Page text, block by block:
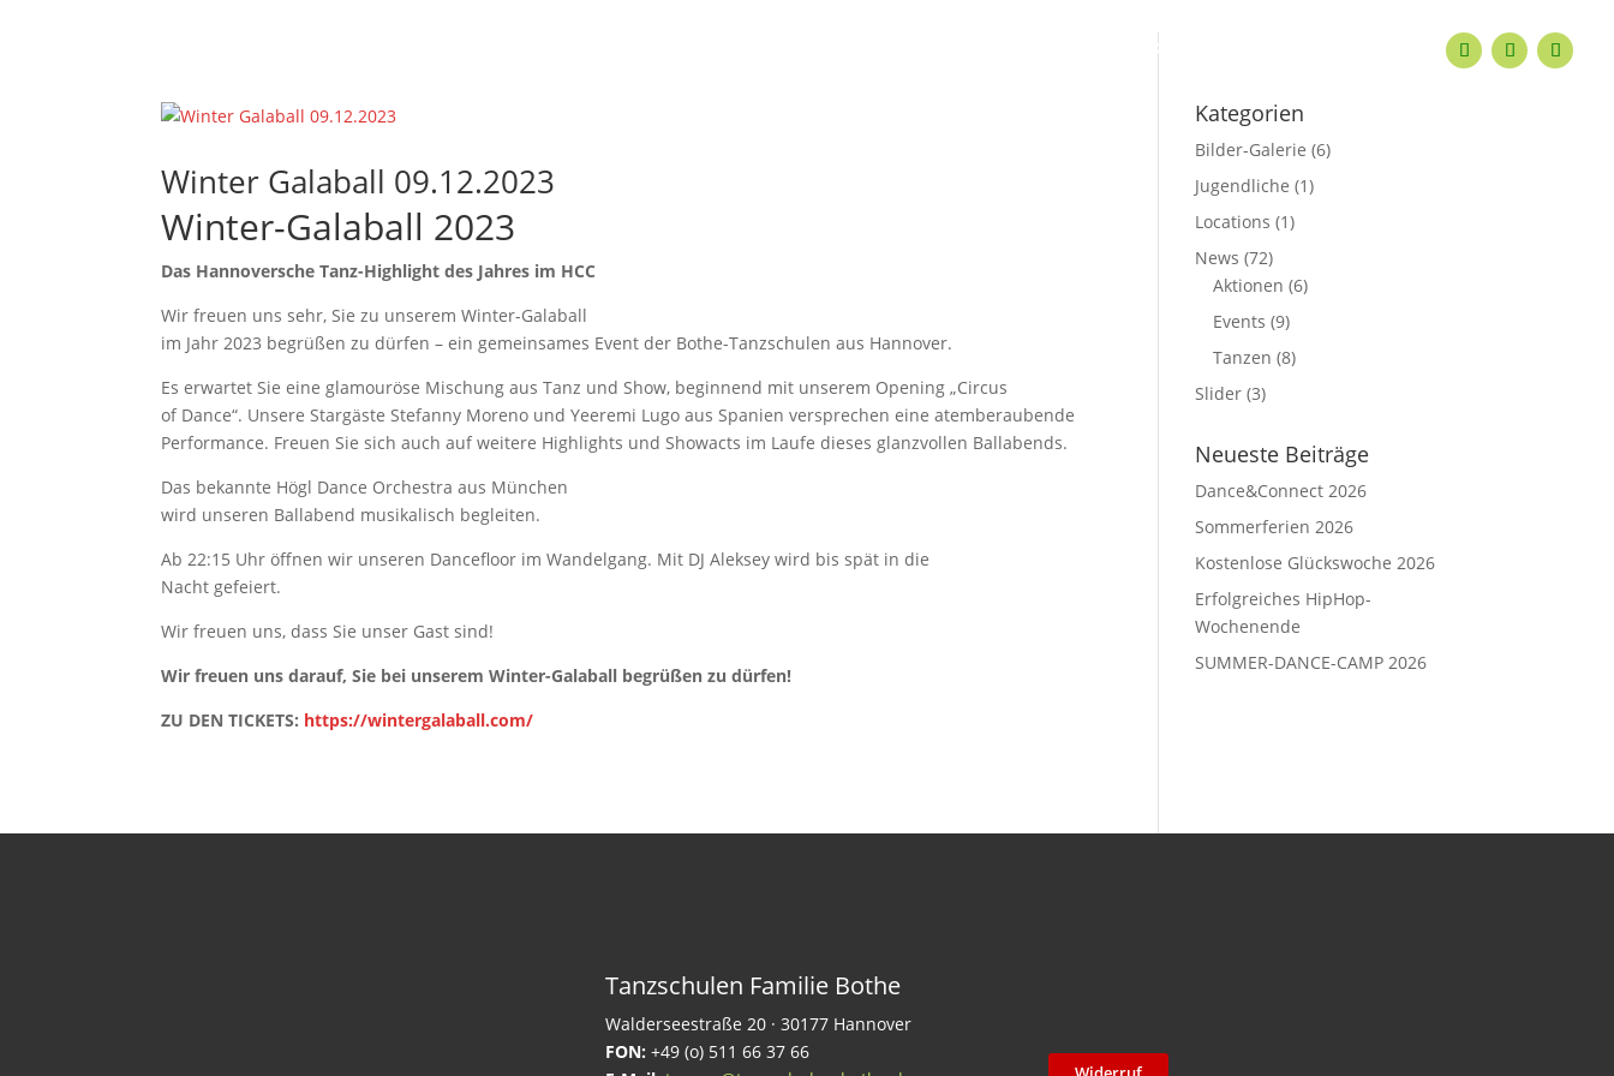
KONTAKT
Winter Galaball 09.12.2023
Winter-Galaball 2023
Das Hannoversche Tanz-Highlight des Jahres im HCC
Wir freuen uns sehr, Sie zu unserem Winter-Galaball
im Jahr 2023 begrüßen zu dürfen – ein gemeinsames Event der Bothe-Tanzschulen aus Hannover.
Es erwartet Sie eine glamouröse Mischung aus Tanz und Show, beginnend mit unserem Opening „Circus
of Dance“. Unsere Stargäste Stefanny Moreno und Yeeremi Lugo aus Spanien versprechen eine atemberaubende
Performance. Freuen Sie sich auch auf weitere Highlights und Showacts im Laufe dieses glanzvollen Ballabends.
Das bekannte Högl Dance Orchestra aus München
wird unseren Ballabend musikalisch begleiten.
Ab 22:15 Uhr öffnen wir unseren Dancefloor im Wandelgang. Mit DJ Aleksey wird bis spät in die
Nacht gefeiert.
Wir freuen uns, dass Sie unser Gast sind!
Wir freuen uns darauf, Sie bei unserem Winter-Galaball begrüßen zu dürfen!
ZU DEN TICKETS: https://wintergalaball.com/
Kategorien
Bilder-Galerie (6)
Jugendliche (1)
Locations (1)
News (72)
Aktionen (6)
Events (9)
Tanzen (8)
Slider(3)
Neueste Beiträge
Dance&Connect 2026
Sommerferien 2026
Kostenlose Glückswoche 2026
Erfolgreiches HipHop-
Wochenende
SUMMER-DANCE-CAMP 2026
Tanzschulen Familie Bothe
Walderseestraße 20 · 30177 Hannover
FON: +49 (o) 511 66 37 66